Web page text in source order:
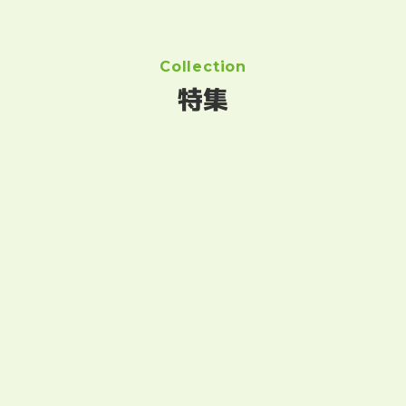
Collection
特集